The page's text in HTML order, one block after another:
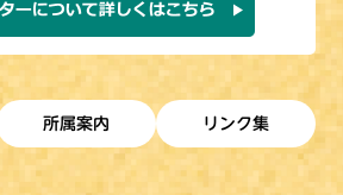
所属案内 リンク集